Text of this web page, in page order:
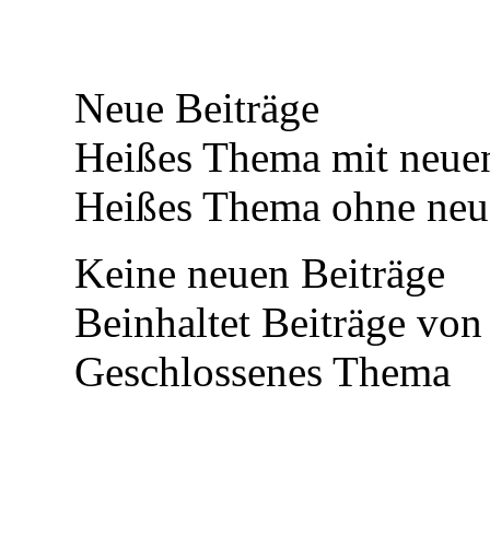
Neue Beiträge
Heißes Thema mit
Heißes Thema ohne
Keine neuen Beiträge
Beinhaltet Beiträge
Geschlossenes Thema